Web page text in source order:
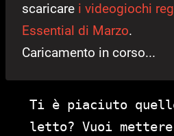
scaricare i videogiochi
Essential di Marzo.
Caricamento in corso...
Ti è piaciuto
letto? Vuoi